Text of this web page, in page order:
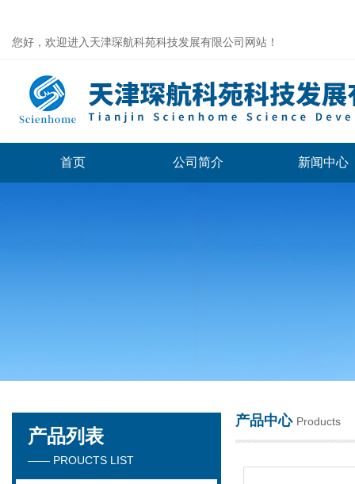
您好，欢迎进入天津琛航科苑科技发展有限公司网站！
天津琛航科苑科技发展有限公司
首页 公司简介 新闻中心
产品列表
—— PROUCTS LIST
产品中心 Products